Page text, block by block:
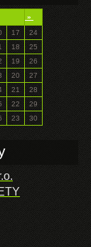
»
17
24
18
25
19
26
20
27
21
28
22
29
23 30